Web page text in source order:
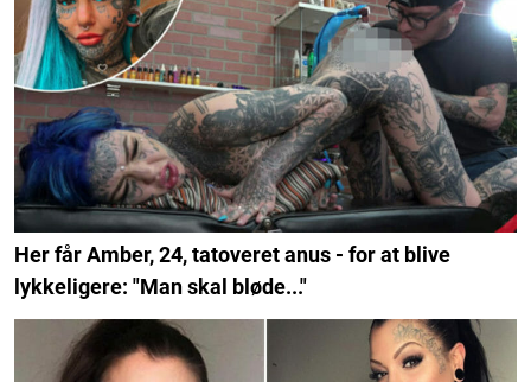
Her får Amber, 24, tatoveret anus - for at blive
lykkeligere: "Man skal bløde..."